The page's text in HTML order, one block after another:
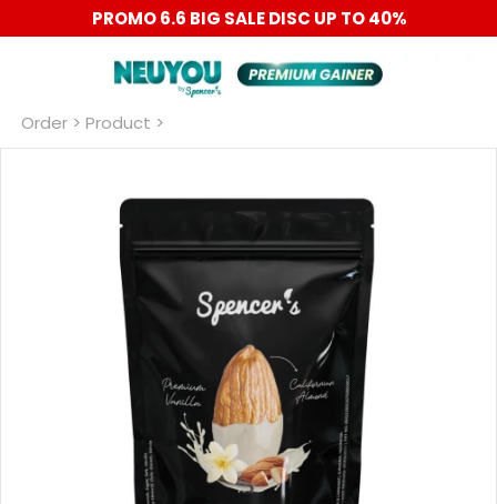
PROMO 6.6 BIG SALE DISC UP TO 40%
Order > Product >